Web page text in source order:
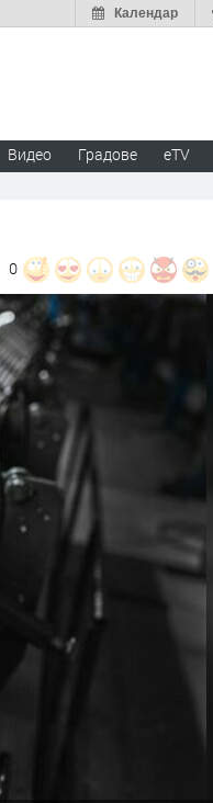
Календар
Видео Градове eTV
0